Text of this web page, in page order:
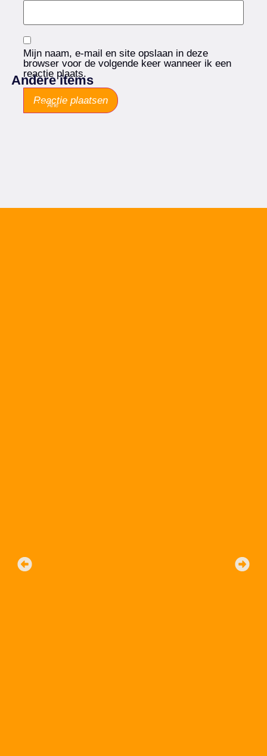
Mijn naam, e-mail en site opslaan in deze
browser voor de volgende keer wanneer ik een
reactie plaats.
Andere items
Arie